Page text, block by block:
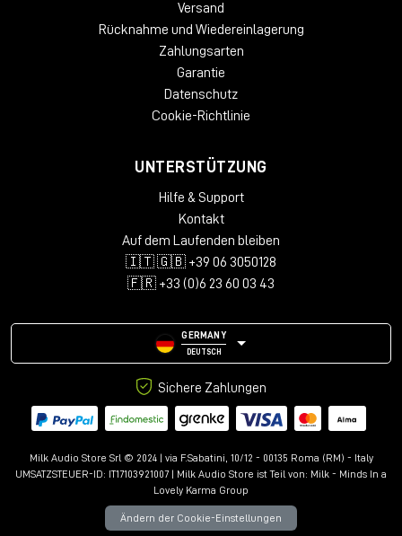
Versand
Rücknahme und Wiedereinlagerung
Zahlungsarten
Garantie
Datenschutz
Cookie-Richtlinie
UNTERSTÜTZUNG
Hilfe & Support
Kontakt
Auf dem Laufenden bleiben
🇮🇹 🇬🇧 +39 06 3050128
🇫🇷 +33 (0)6 23 60 03 43
GERMANY
DEUTSCH
Sichere Zahlungen
Milk Audio Store Srl © 2024 | via F.Sabatini, 10/12 - 00135 Roma (RM) - Italy
UMSATZSTEUER-ID: IT17103921007 | Milk Audio Store ist Teil von: Milk - Minds In a
Lovely Karma Group
Ändern der Cookie-Einstellungen